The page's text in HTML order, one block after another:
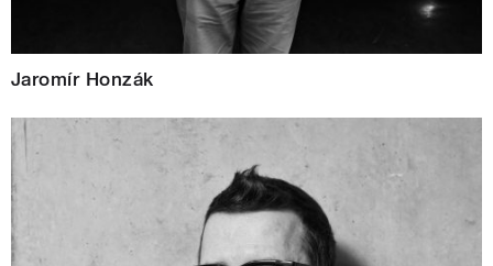
Jaromír Honzák